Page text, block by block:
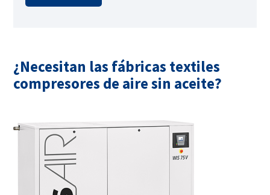
¿Necesitan las fábricas textiles
compresores de aire sin aceite?